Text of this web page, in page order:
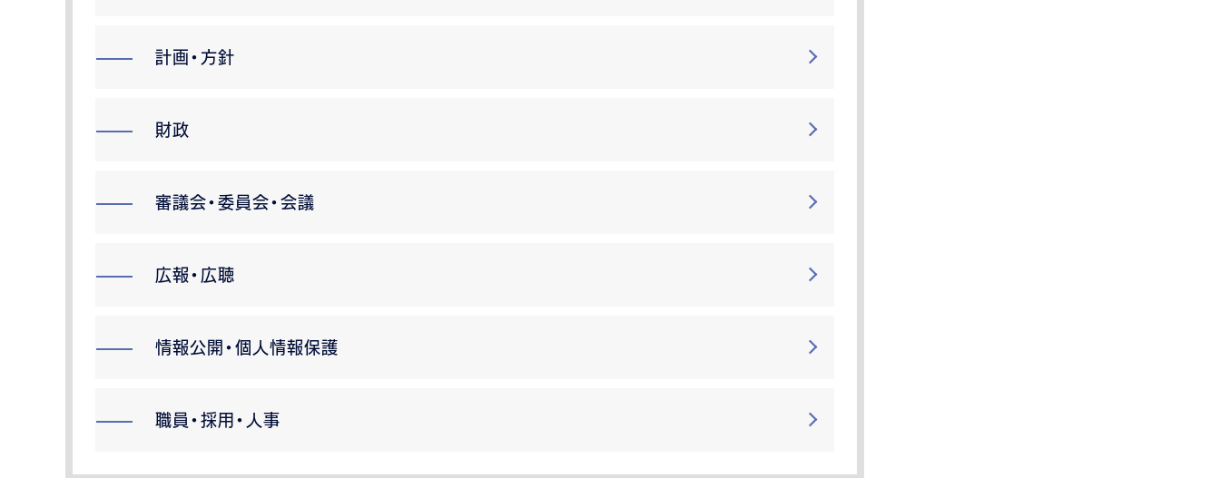
計画・方針
財政
審議会・委員会・会議
広報・広聴
情報公開・個人情報保護
職員・採用・人事